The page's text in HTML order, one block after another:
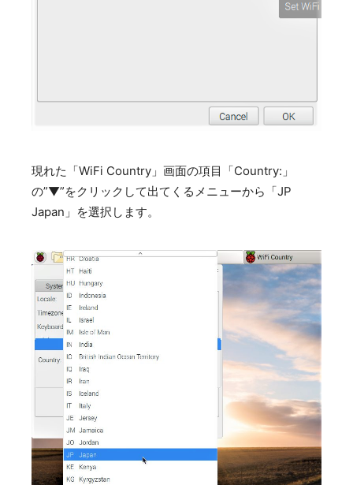
現れた「WiFi Country」画面の項目「Country:」
の”▼”をクリックして出てくるメニューから「JP
Japan」を選択します。